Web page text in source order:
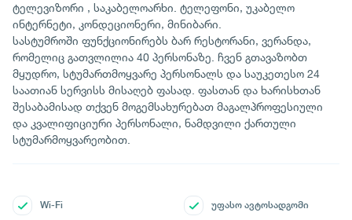
ტელევიზორი , საკაბელოარხი. ტელეფონი, უკაბელო
ინტერნეტი, კონდეციონერი, მინიბარი.
სასტუმროში ფუნქციონირებს ბარ რესტორანი, ვერანდა,
რომელიც გათვლილია 40 პერსონაზე. ჩვენ გთავაზობთ
მყუდრო, სტუმართმოყვარე პერსონალს და საუკეთესო 24
საათიან სერვისს მისაღებ ფასად. ფასთან და ხარისხთან
შესაბამისად თქვენ მოგემსახურებათ მაგალპროფესიული
და კვალიფიციური პერსონალი, ნამდვილი ქართული
სტუმარმოყვარეობით.
Wi-Fi უფასო ავტოსადგომი